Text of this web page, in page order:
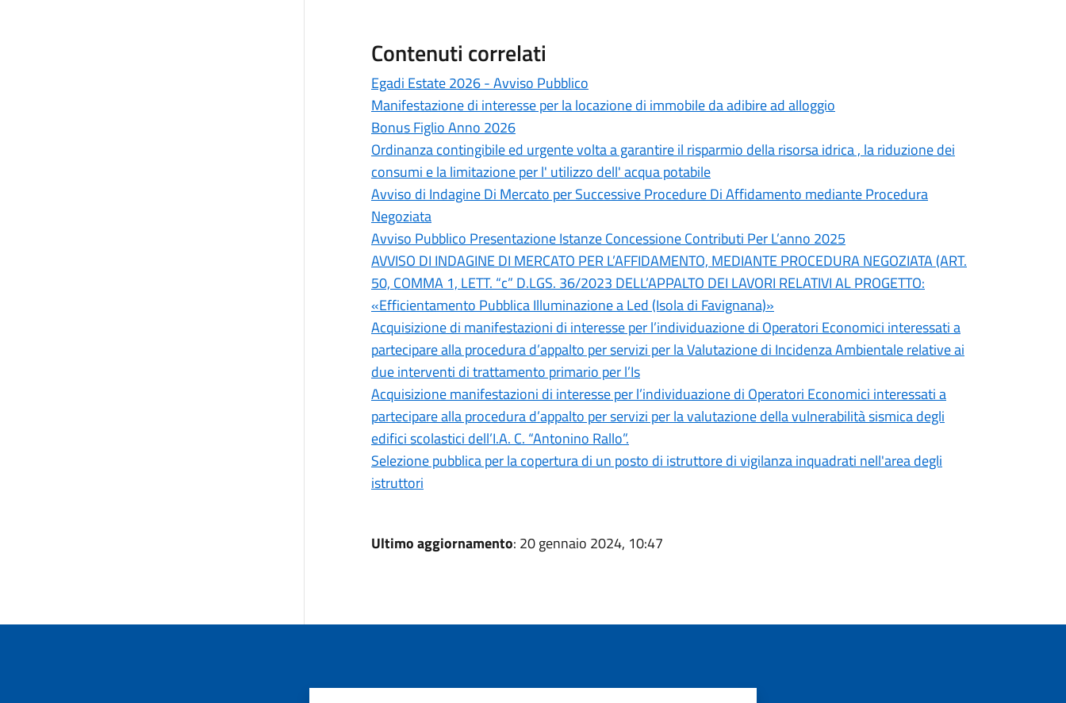
Contenuti correlati
Egadi Estate 2026 - Avviso Pubblico
Manifestazione di interesse per la locazione di immobile da adibire ad alloggio
Bonus Figlio Anno 2026
Ordinanza contingibile ed urgente volta a garantire il risparmio della risorsa idrica , la riduzione dei
consumi e la limitazione per l' utilizzo dell' acqua potabile
Avviso di Indagine Di Mercato per Successive Procedure Di Affidamento mediante Procedura
Negoziata
Avviso Pubblico Presentazione Istanze Concessione Contributi Per L’anno 2025
AVVISO DI INDAGINE DI MERCATO PER L’AFFIDAMENTO, MEDIANTE PROCEDURA NEGOZIATA (ART.
50, COMMA 1, LETT. “c” D.LGS. 36/2023 DELL’APPALTO DEI LAVORI RELATIVI AL PROGETTO:
«Efficientamento Pubblica Illuminazione a Led (Isola di Favignana)»
Acquisizione di manifestazioni di interesse per l’individuazione di Operatori Economici interessati a
partecipare alla procedura d’appalto per servizi per la Valutazione di Incidenza Ambientale relative ai
due interventi di trattamento primario per l’Is
Acquisizione manifestazioni di interesse per l’individuazione di Operatori Economici interessati a
partecipare alla procedura d’appalto per servizi per la valutazione della vulnerabilità sismica degli
edifici scolastici dell’I.A. C. “Antonino Rallo”.
Selezione pubblica per la copertura di un posto di istruttore di vigilanza inquadrati nell'area degli
istruttori
Ultimo aggiornamento: 20 gennaio 2024, 10:47